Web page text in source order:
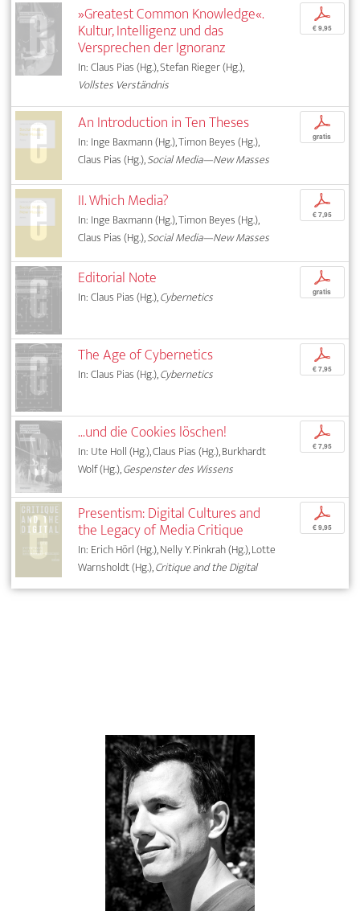
»Greatest Common Knowledge«.
Kultur, Intelligenz und das
Versprechen der Ignoranz
In: Claus Pias (Hg.), Stefan Rieger (Hg.),
Vollstes Verständnis
p
€ 9,95
An Introduction in Ten Theses
In: Inge Baxmann (Hg.), Timon Beyes (Hg.),
Claus Pias (Hg.),Social Media—New Masses
p
gratis
II. Which Media?
In: Inge Baxmann (Hg.), Timon Beyes (Hg.),
Claus Pias (Hg.),Social Media—New Masses
p
€ 7,95
Editorial Note
In: Claus Pias (Hg.),Cybernetics
p
gratis
The Age of Cybernetics
In: Claus Pias (Hg.),Cybernetics
p
€ 7,95
...und die Cookies löschen!
In: Ute Holl (Hg.), Claus Pias (Hg.), Burkhardt
Wolf (Hg.),Gespenster des Wissens
p
€ 7,95
Presentism: Digital Cultures and
the Legacy of Media Critique
In: Erich Hörl (Hg.), Nelly Y. Pinkrah (Hg.), Lotte
Warnsholdt (Hg.),Critique and the Digital
p
€ 9,95